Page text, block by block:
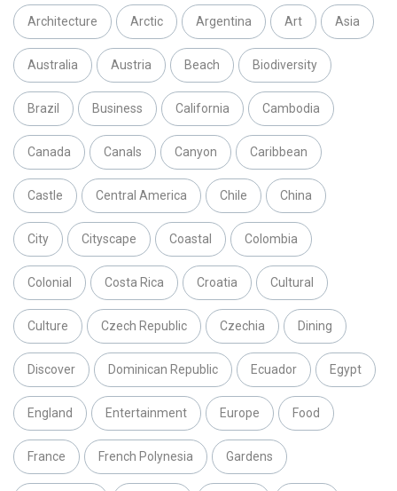
Architecture Arctic Argentina Art Asia
Australia Austria Beach Biodiversity
Brazil Business California Cambodia
Canada Canals Canyon Caribbean
Castle Central America Chile China
City Cityscape Coastal Colombia
Colonial Costa Rica Croatia Cultural
Culture Czech Republic Czechia Dining
Discover Dominican Republic Ecuador Egypt
England Entertainment Europe Food
France French Polynesia Gardens